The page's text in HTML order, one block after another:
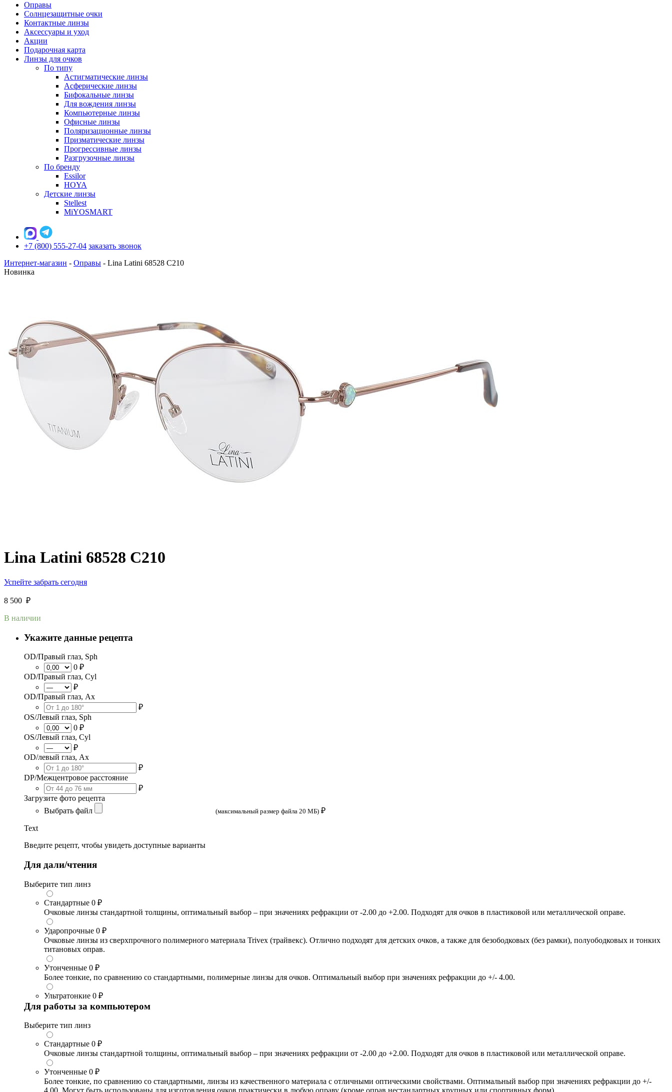
Оправы
Солнцезащитные очки
Контактные линзы
Аксессуары и уход
Акции
Подарочная карта
Линзы для очков
По типу
Астигматические линзы
Асферические линзы
Бифокальные линзы
Для вождения линзы
Компьютерные линзы
Офисные линзы
Поляризационные линзы
Призматические линзы
Прогрессивные линзы
Разгрузочные линзы
По бренду
Essilor
HOYA
Детские линзы
Stellest
MiYOSMART
+7 (800) 555-27-04 заказать звонок
Интернет-магазин - Оправы - Lina Latini 68528 C210
Новинка
Lina Latini 68528 C210
Успейте забрать сегодня
8 500 ₽
В наличии
Укажите данные рецепта
OD/Правый глаз, Sph
0 ₽
OD/Правый глаз, Cyl
₽
OD/Правый глаз, Ax
₽
OS/Левый глаз, Sph
0 ₽
OS/Левый глаз, Cyl
₽
OD/левый глаз, Ax
₽
DP/Межцентровое расстояние
₽
Загрузите фото рецепта
Выбрать файл
(максимальный размер файла 20 МБ) ₽
Text
Введите рецепт, чтобы увидеть доступные варианты
Для дали/чтения
Выберите тип линз
Стандартные 0 ₽
Очковые линзы стандартной толщины, оптимальный выбор – при значениях рефракции от -2.00 до +2.00. Подходят для очков в пластиковой или металлической оправе.
Ударопрочные 0 ₽
Очковые линзы из сверхпрочного полимерного материала Trivex (трайвекс). Отлично подходят для детских очков, а также для безободковых (без рамки), полуободковых и тонких
титановых оправ.
Утонченные 0 ₽
Более тонкие, по сравнению со стандартными, полимерные линзы для очков. Оптимальный выбор при значениях рефракции до +/- 4.00.
Ультратонкие 0 ₽
Для работы за компьютером
Выберите тип линз
Стандартные 0 ₽
Очковые линзы стандартной толщины, оптимальный выбор – при значениях рефракции от -2.00 до +2.00. Подходят для очков в пластиковой или металлической оправе.
Утонченные 0 ₽
Более тонкие, по сравнению со стандартными, линзы из качественного материала с отличными оптическими свойствами. Оптимальный выбор при значениях рефракции до +/-